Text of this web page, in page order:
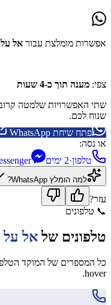
אפשרות מומלצת עבור אל על
צפי: מענה תוך כ-4 שעות
שתי האפשרויות שלמטה
שנוח לכם.
פתח שיחת WhatsApp
או נסה:
טלפון·2 ימים
למה הומלץ WhatsApp
?
עזר?
📞 טלפונים
טלפונים של אל על
כל המספרים של המוקד
hover.